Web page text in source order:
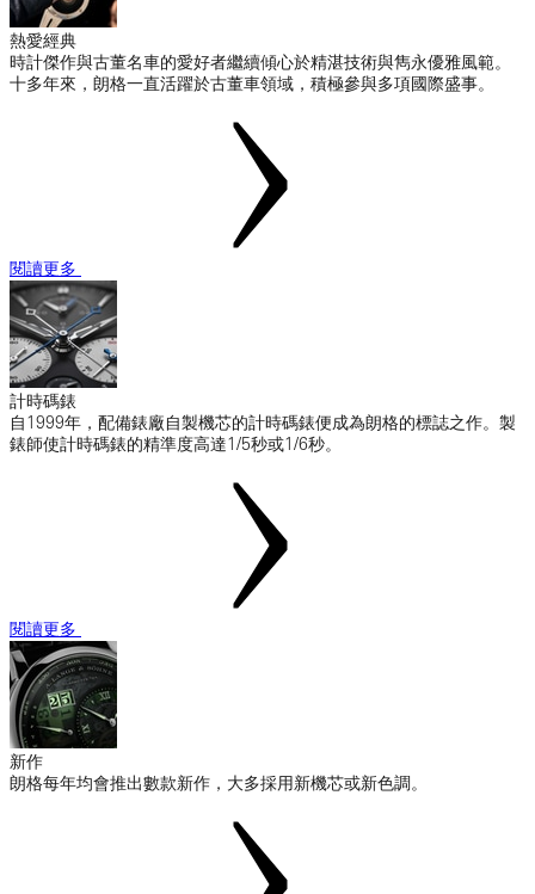
熱愛經典
時計傑作與古董名車的愛好者繼續傾心於精湛技術與雋永優雅風範。
十多年來，朗格一直活躍於古董車領域，積極參與多項國際盛事。
閱讀更多
計時碼錶
自1999年，配備錶廠自製機芯的計時碼錶便成為朗格的標誌之作。製
錶師使計時碼錶的精準度高達1/5秒或1/6秒。
閱讀更多
新作
朗格每年均會推出數款新作，大多採用新機芯或新色調。